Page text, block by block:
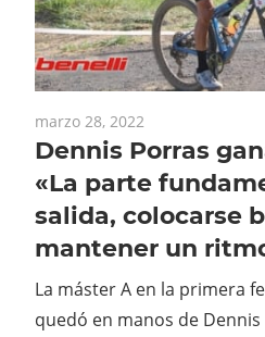
marzo 28, 2022
Dennis Porras
«La parte
salida, colocarse
mantener un
La máster A en la primera
quedó en manos de Dennis